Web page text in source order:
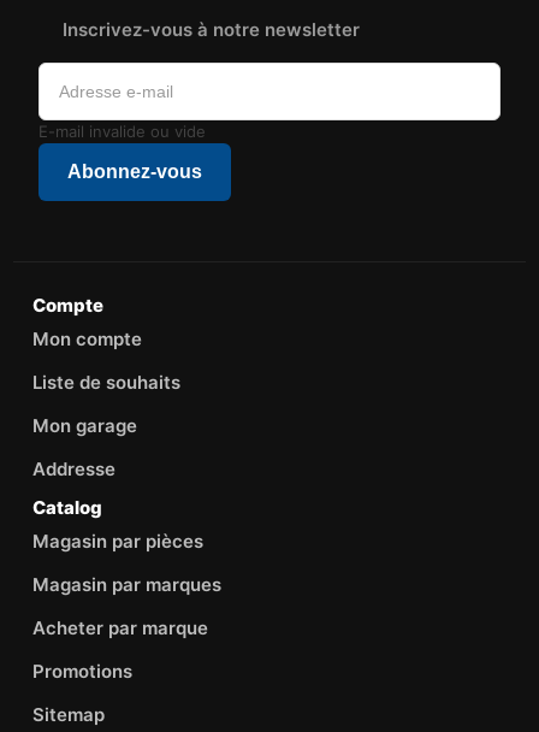
Inscrivez-vous à notre newsletter
E-mail invalide ou vide
Abonnez-vous
Compte
Mon compte
Liste de souhaits
Mon garage
Addresse
Catalog
Magasin par pièces
Magasin par marques
Acheter par marque
Promotions
Sitemap